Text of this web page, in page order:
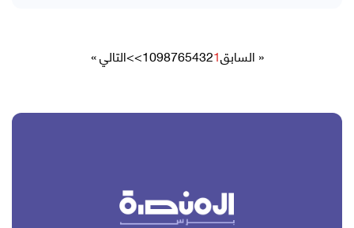
« السابق1
2
3
4
5
6
7
8
9
10
>>التالي »